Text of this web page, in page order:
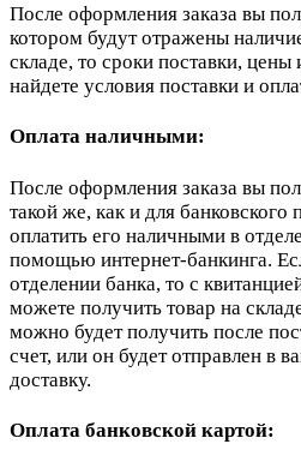
После оформления заказа вы
котором будут отражены
складе, то сроки поставки,
найдете условия поставки и
Оплата наличными:
После оформления заказа вы
такой же, как и для
оплатить его наличными в
помощью интернет-банкинга.
отделении банка, то с
можете получить товар на
можно будет получить после
счет, или он будет отправлен в
доставку.
Оплата банковской картой: